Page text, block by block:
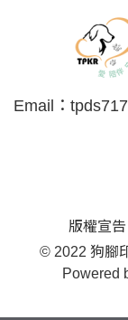
Email：
版權宣告
© 2022 狗腳
Powered